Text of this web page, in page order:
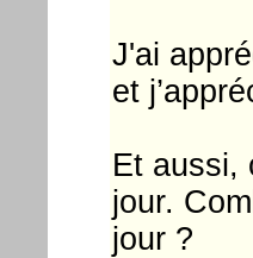
J'ai
et
Et aussi,
jour.
jour ?